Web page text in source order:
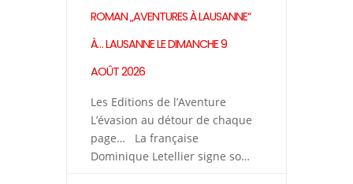
ROMAN „AVENTURES À LAUSANNE“
À… LAUSANNE LE DIMANCHE 9
AOÛT 2026
Les Editions de l’Aventure
L’évasion au détour de chaque
page… La française
Dominique Letellier signe son